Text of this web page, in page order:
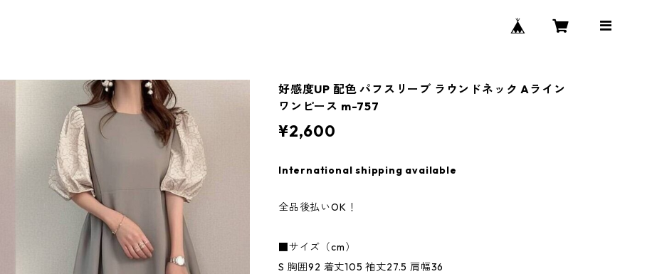
好感度UP 配色 パフスリーブ ラウンドネック Aライン
ワンピース m-757
¥2,600
International shipping available
全品後払いOK！
■サイズ（cm）
S 胸囲92 着丈105 袖丈27.5 肩幅36